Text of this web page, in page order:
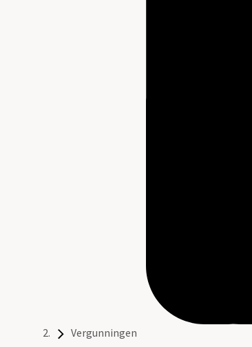
Vergunningen